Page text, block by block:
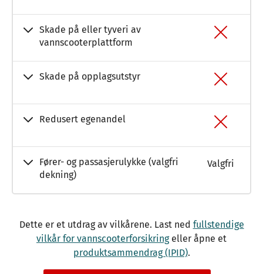
Skade på eller tyveri av
vannscooterplattform
Skade på opplagsutstyr
Redusert egenandel
Fører- og passasjerulykke (valgfri
dekning)
Valgfri
Dette er et utdrag av vilkårene. Last ned fullstendige
vilkår for vannscooterforsikringeller åpne et
produktsammendrag (IPID).